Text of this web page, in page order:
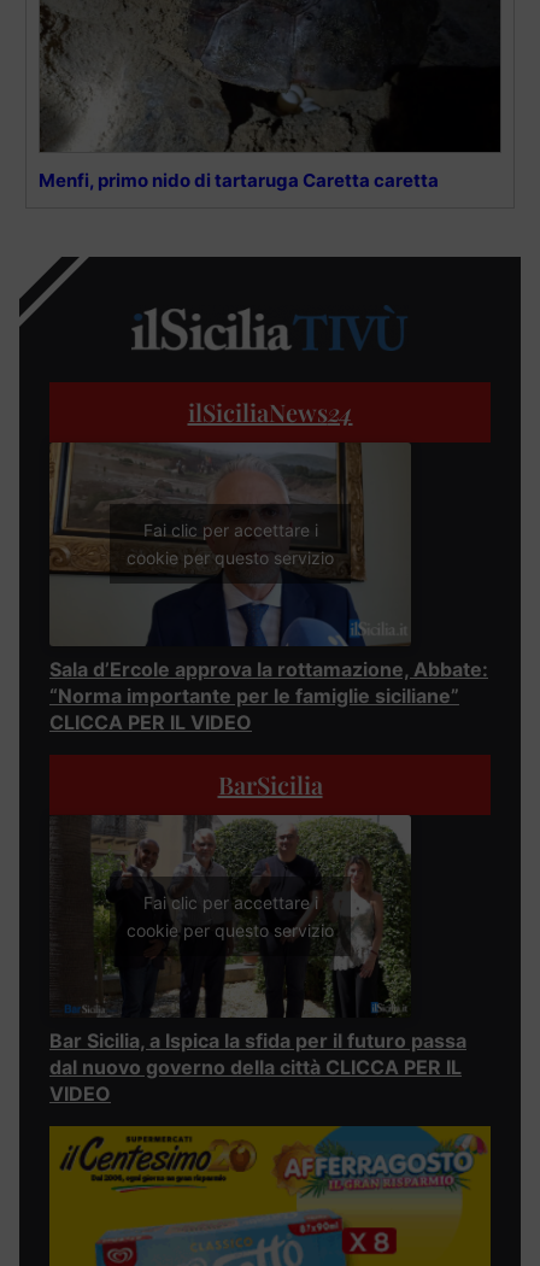
Menfi, primo nido di tartaruga Caretta caretta
ilSiciliaNews24
Fai clic per accettare i
cookie per questo servizio
Sala d’Ercole approva la rottamazione, Abbate:
“Norma importante per le famiglie siciliane”
CLICCA PER IL VIDEO
BarSicilia
Fai clic per accettare i
cookie per questo servizio
Bar Sicilia, a Ispica la sfida per il futuro passa
dal nuovo governo della città CLICCA PER IL
VIDEO